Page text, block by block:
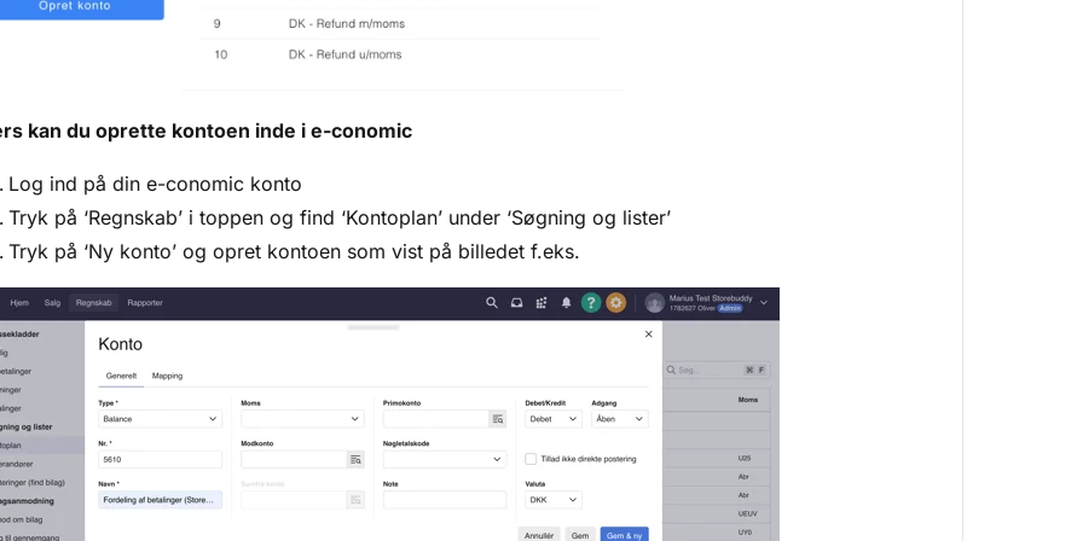
kan du oprette kontoen inde i e-conomic
Log ind på din e-conomic konto
Tryk på ‘Regnskab’ i toppen og find ‘Kontoplan’ under ‘Søgning og lister’
Tryk på ‘Ny konto’ og opret kontoen som vist på billedet f.eks.